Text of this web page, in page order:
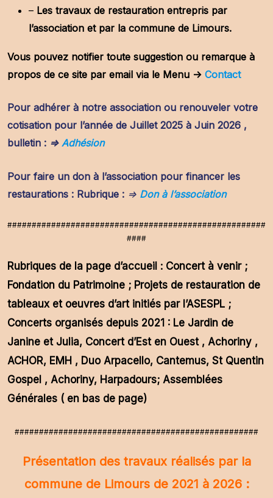
– Les travaux de restauration entrepris par
l’association et par la commune de Limours.
Vous pouvez notifier toute suggestion ou remarque à
propos de ce site par email via le Menu -> Contact
Pour adhérer à notre association ou renouveler votre
cotisation pour l’année de Juillet 2025 à Juin 2026 ,
bulletin : => Adhésion
Pour faire un don à l’association pour financer les
restaurations : Rubrique : => Don à l’association
#####################################################
####
Rubriques de la page d’accueil : Concert à venir ;
Fondation du Patrimoine ; Projets de restauration de
tableaux et oeuvres d’art initiés par l’ASESPL ;
Concerts organisés depuis 2021 : Le Jardin de
Janine et Julia, Concert d’Est en Ouest , Achoriny ,
ACHOR, EMH , Duo Arpacello, Cantemus, St Quentin
Gospel , Achoriny, Harpadours; Assemblées
Générales ( en bas de page)
##################################################
Présentation des travaux réalisés par la
commune de Limours de 2021 à 2026 :